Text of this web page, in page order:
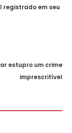
registrado em seu
estupro um crime
imprescritível